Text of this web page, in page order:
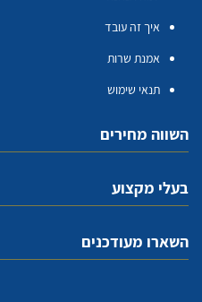
איך זה עובד
אמנת שרות
תנאי שימוש
השווה מחירים
בעלי מקצוע
השארו מעודכנים